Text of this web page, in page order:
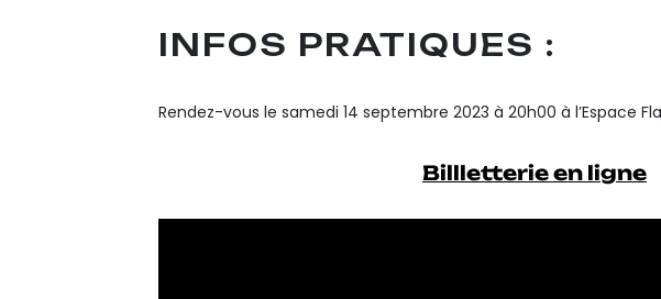
INFOS PRATIQUES :
Rendez-vous le samedi 14 septembre 2023 à 20h00 à l’Espace
Billletterie en ligne